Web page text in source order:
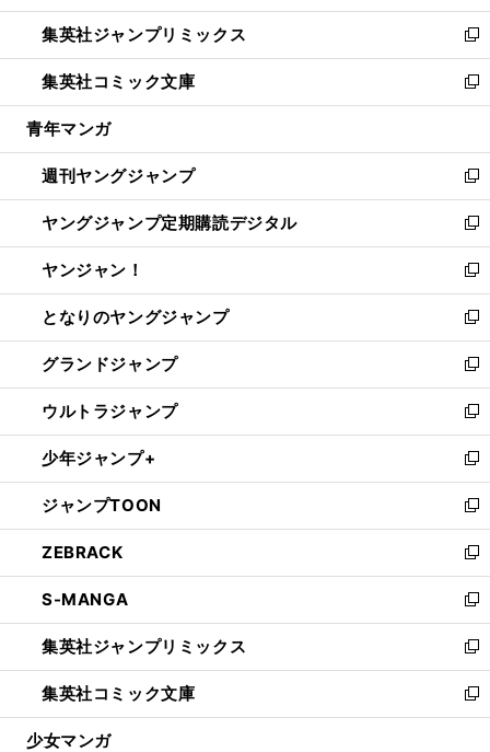
開
く
ウ
で
開
く
ン
ド
ウ
で
開
ウ
ィ
ン
ド
ウ
開
く
し
い
ウ
ィ
ン
ウ
で
開
く
集英社ジャンプリミックス
新
し
い
ウ
ン
ド
ウ
で
開
く
集英社コミック文庫
新
し
ウ
ィ
ン
ド
ウ
で
開
く
青年マンガ
週刊ヤングジャンプ
新
し
い
ウ
ィ
ン
ド
ウ
で
開
く
ヤングジャンプ定期購読デジタル
新
し
い
ウ
ィ
ン
ド
ウ
で
開
く
ヤンジャン！
新
し
い
ウ
ィ
ン
ド
ウ
で
開
く
となりのヤングジャンプ
新
し
い
ウ
ィ
ン
ド
ウ
で
開
く
グランドジャンプ
新
し
い
ウ
ィ
ン
ド
ウ
で
開
く
ウルトラジャンプ
新
し
い
ウ
ィ
ン
ド
ウ
で
開
く
少年ジャンプ+
新
し
い
ウ
ィ
ン
ド
ウ
で
開
く
ジャンプTOON
新
し
い
ウ
ィ
ン
ド
ウ
で
開
ZEBRACK
新
し
い
ウ
ィ
ン
ド
ウ
S-MANGA
新
し
い
ウ
ィ
ン
集英社ジャンプリミックス
新
し
い
ウ
集英社コミック文庫
新
し
少女マンガ